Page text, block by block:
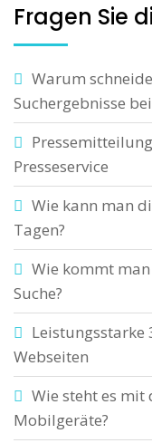
Fragen Sie
Warum
Suchergebnisse
Presseservice
Wie kann man
Tagen?
Wie kommt
Suche?
Leistungsstarke
Webseiten
Wie steht es mit
Mobilgeräte?